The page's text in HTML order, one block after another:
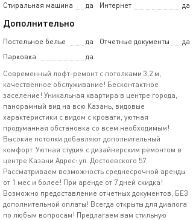
Стиральная машина
да Интернет да
Дополнительно
Постельное белье да Отчетные документы
да
Парковка
да
Современный лофт-ремонт с потолками 3,2 м,
качественное обслуживание! Бесконтактное
заселение! Уникальная квартира в центре города,
панорамный вид на всю Казань, видовые
характеристики с видом с кровати, уютная
продуманная обстановка со всем необходимым!
Высокие потолки добавляют дополнительный
комфорт. Уютная студия с дизайнерским ремонтом в
центре Казани Адрес: ул. Достоевского 57.
Рассматриваем возможность среднесрочной аренды
от 1 мес и более! При аренде от 7 дней скидка!
Возможно предоставление отчетных документов, БЕЗ
дополнительной оплаты! Всегда открыты для диалога
по любым вопросам! Предлагаем вам стильную